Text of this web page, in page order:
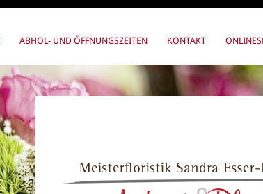
ABHOL- UND ÖFFNUNGSZEITEN KONTAKT